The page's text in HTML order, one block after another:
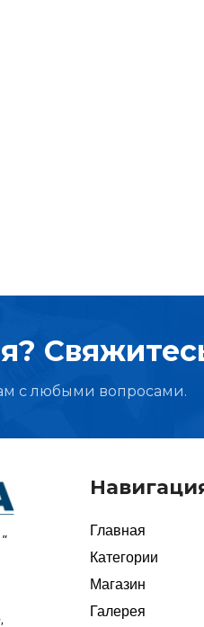
Подшипники
с любыми вопросами.
Главная
Категории
Магазин
Галерея